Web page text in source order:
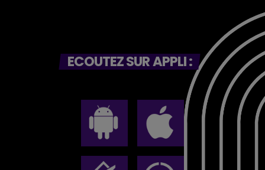
ECOUTEZ SUR APPLI :